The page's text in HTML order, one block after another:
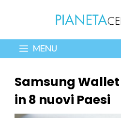
contenuto
MENU
Samsung
in 8 nuovi Paesi